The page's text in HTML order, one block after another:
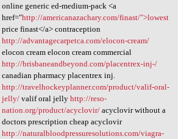
online generic ed-medium-pack <a
href="http://americanazachary.com/finast/">lowest
price finast</a> contraception
http://advantagecarpetca.com/elocon-cream/
elocon cream elocon cream commercial
http://brisbaneandbeyond.com/placentrex-inj-/
canadian pharmacy placentrex inj.
http://travelhockeyplanner.com/product/valif-oral-
jelly/valif oral jelly http://reso-
nation.org/product/acyclovir/acyclovir without a
doctors prescription cheap acyclovir
http://naturalbloodpressuresolutions.com/viagra-